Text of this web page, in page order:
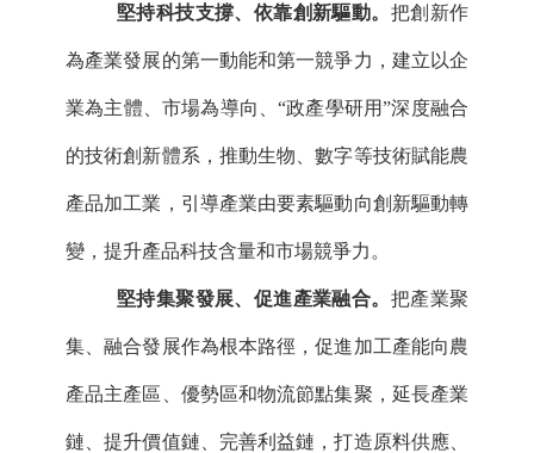
堅持科技支撐、依靠創新驅動。 把創新作
為產業發展的第一動能和第一競爭力，建立以企
業為主體、市場為導向、“政產學研用”深度融合
的技術創新體系，推動生物、數字等技術賦能農
產品加工業，引導產業由要素驅動向創新驅動轉
變，提升產品科技含量和市場競爭力。
堅持集聚發展、促進產業融合。 把產業聚
集、融合發展作為根本路徑，促進加工產能向農
產品主產區、優勢區和物流節點集聚，延長產業
鏈、提升價值鏈、完善利益鏈，打造原料供應、